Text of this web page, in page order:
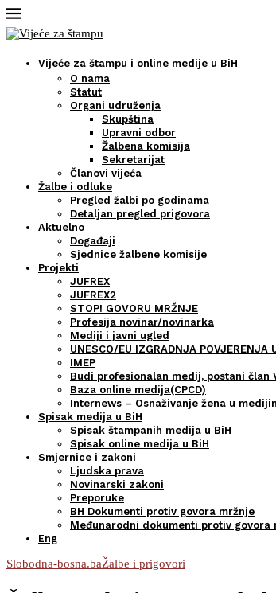
Vijeće za štampu i online medije u BiH
O nama
Statut
Organi udruženja
Skupština
Upravni odbor
Žalbena komisija
Sekretarijat
Članovi vijeća
Žalbe i odluke
Pregled žalbi po godinama
Detaljan pregled prigovora
Aktuelno
Događaji
Sjednice žalbene komisije
Projekti
JUFREX
JUFREX2
STOP! GOVORU MRŽNJE
Profesija novinar/novinarka
Mediji i javni ugled
UNESCO/EU IZGRADNJA POVJERENJA
IMEP
Budi profesionalan medij, postani član
Baza online medija(CPCD)
Internews – Osnaživanje žena u
Spisak medija u BiH
Spisak štampanih medija u BiH
Spisak online medija u BiH
Smjernice i zakoni
Ljudska prava
Novinarski zakoni
Preporuke
BH Dokumenti protiv govora mržnje
Međunarodni dokumenti protiv govora
Eng
Slobodna-bosna.baŽalbe i prigovori